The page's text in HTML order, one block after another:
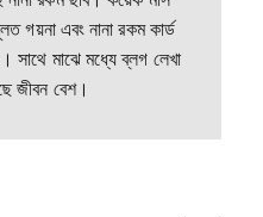
গয়না এবং নানা রকম কার্ড
সাথে মাঝে মধ্যে ব্লগ লেখা
জীবন বেশ।